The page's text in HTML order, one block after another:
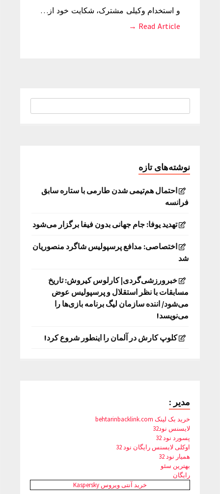
و استخدام وکیلی مشترک، شکایت خود از…
Read Article →
نوشته‌های تازه
احتمال هم‌تیمی شدن طارمی با ستاره سابق
فرانسه
تهدید یوفا: جام جهانی بدون فیفا برگزار می‌شود
اختصاصی: مدافع پرسپولیس شاگرد منصوریان
شد
خبرورزشی‌گردی| کارلوس کیروش: تاریخ
مسابقات با نظر استقلال و پرسپولیس عوض
می‌شود/ اننده سازمان لیگ برنامه بازی‌ها را
می‌نویسد!
کلوپ کارش در آلمان را اینطور شروع کرد!
مدیر :
خرید بک لینک behtarinbacklink.com
لایسنس نود32
پسورد نود 32
اوکلی لایسنس رایگان نود 32
همیار نود 32
بهترین سئو
رایگان
خرید آنتی ویروس Kaspersky